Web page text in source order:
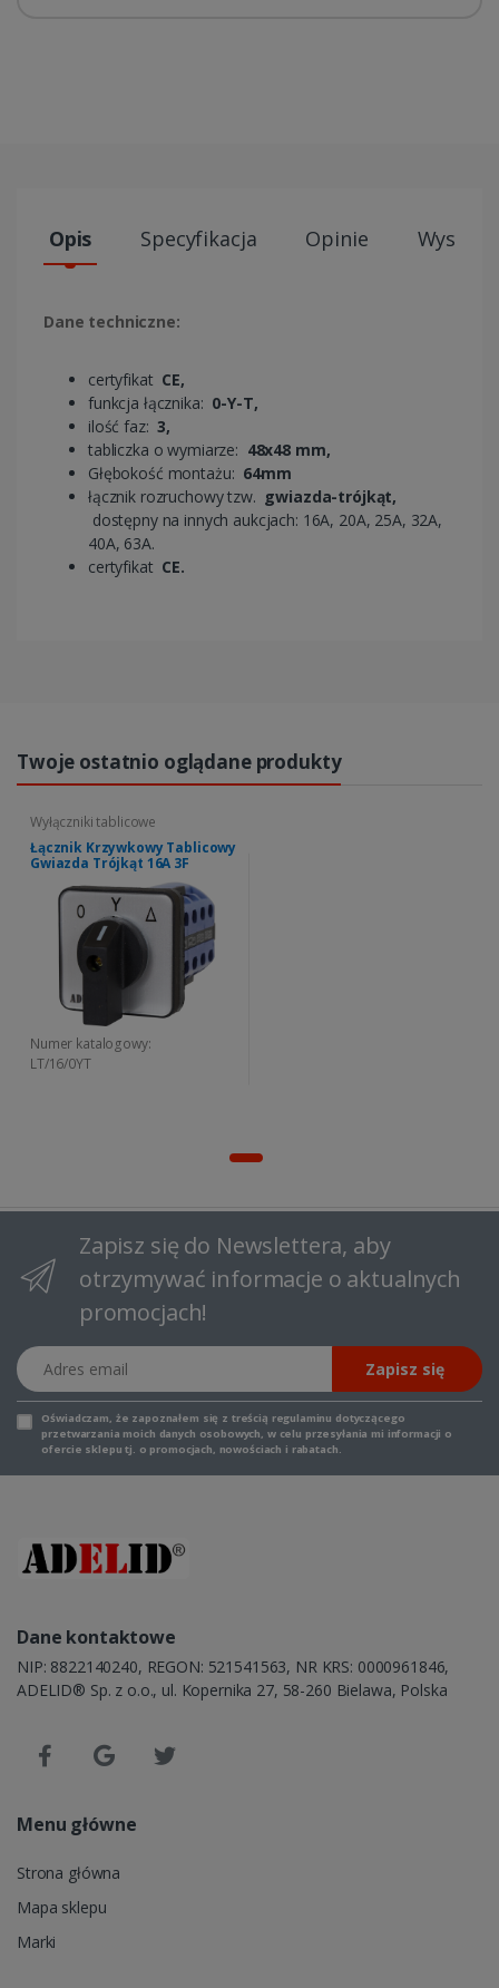
Opis Specyfikacja Opinie Wysyłki
Dane techniczne:
certyfikat CE,
funkcja łącznika: 0-Y-T,
ilość faz:3,
tabliczka o wymiarze: 48x48 mm,
Głębokość montażu: 64mm
łącznik rozruchowy tzw. gwiazda-trójkąt,
dostępny na innych aukcjach: 16A, 20A, 25A, 32A,
40A, 63A.
certyfikat CE.
Twoje ostatnio oglądane produkty
Wyłączniki tablicowe
Łącznik Krzywkowy Tablicowy
Gwiazda Trójkąt 16A 3F
Numer katalogowy:
LT/16/0YT
Zapisz się do Newslettera, aby
otrzymywać informacje o aktualnych
promocjach!
Adres email
Zapisz się
Oświadczam, że zapoznałem się z treścią regulaminu dotyczącego
przetwarzania moich danych osobowych, w celu przesyłania mi informacji o
ofercie sklepu tj. o promocjach, nowościach i rabatach.
Dane kontaktowe
NIP: 8822140240, REGON: 521541563, NR KRS: 0000961846,
ADELID® Sp. z o.o., ul. Kopernika 27, 58-260 Bielawa, Polska
Menu główne
Strona główna
Mapa sklepu
Marki